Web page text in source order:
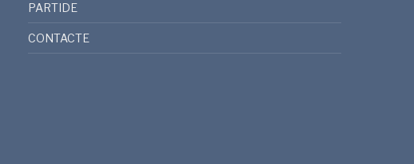
PARTIDE
CONTACTE